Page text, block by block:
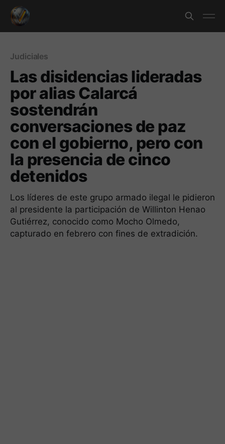
Judiciales
Las disidencias lideradas
por alias Calarcá
sostendrán
conversaciones de paz
con el gobierno, pero con
la presencia de cinco
detenidos
Los líderes de este grupo armado ilegal le pidieron
al presidente la participación de Willinton Henao
Gutiérrez, conocido como Mocho Olmedo,
capturado en febrero con fines de extradición.